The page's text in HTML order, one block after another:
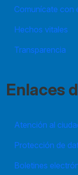
Comunícate con
Hechos vitales
Transparencia
Enlaces
Atención al
Protección de
Boletines